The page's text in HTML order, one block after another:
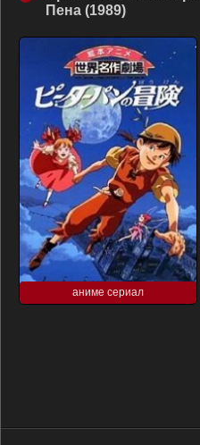
Пена (1989)
аниме сериал